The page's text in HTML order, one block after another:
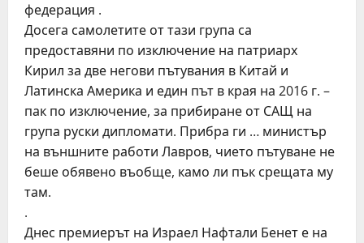
федерация .
Досега самолетите от тази група са
предоставяни по изключение на патриарх
Кирил за две негови пътувания в Китай и
Латинска Америка и един път в края на 2016 г. –
пак по изключение, за прибиране от САЩ на
група руски дипломати. Прибра ги … министър
на външните работи Лавров, чието пътуване не
беше обявено въобще, камо ли пък срещата му
там.
.
Днес премиерът на Израел Нафтали Бенет е на